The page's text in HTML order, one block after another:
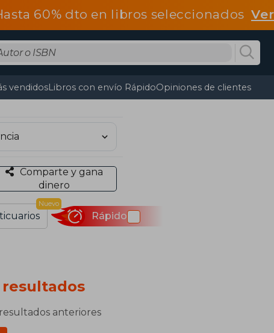
60% dto en libros seleccionados
vendidosLibros con envío RápidoOpiniones de clientes
Comparte y gana
dinero
Nuevo
Rápido
resultados
anteriores